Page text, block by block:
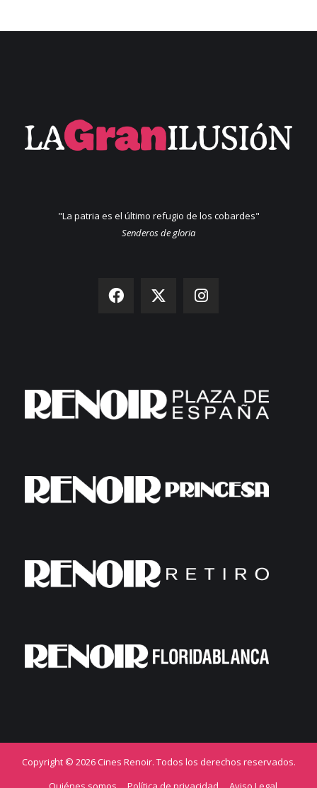
"La patria es el último refugio de los cobardes"
Senderos de gloria
Copyright © 2026 Cines Renoir. Todos los derechos reservados.